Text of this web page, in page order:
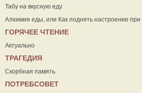
Табу на вкусную еду
Алхимия еды, или Как поднять настроение
ГОРЯЧЕЕ ЧТЕНИЕ
Актуально
ТРАГЕДИЯ
Скорбная память
ПОТРЕБСОВЕТ